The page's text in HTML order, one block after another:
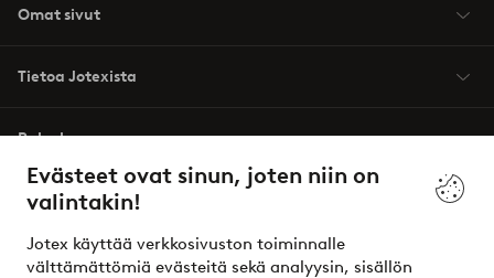
Evästeet ovat sinun, joten niin on
valintakin!
Jotex käyttää verkkosivuston toiminnalle
välttämättömiä evästeitä sekä analyysin, sisällön
Omat sivut
Tietoa Jotexista
Palvelumme
Ehdot
Ystävät